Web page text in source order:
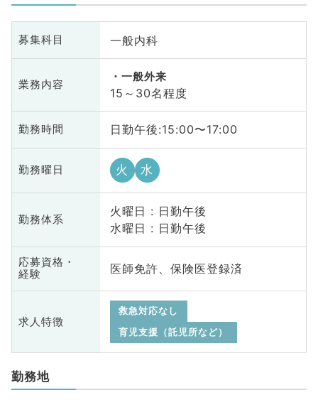
募集科目 一般内科
業務内容
一般外来
15～30名程度
勤務時間 日勤午後:15:00〜17:00
勤務曜日 火 水
勤務体系
火曜日 : 日勤午後
水曜日 : 日勤午後
応募資格・
経験
医師免許、保険医登録済
求人特徴
救急対応なし
育児支援（託児所など）
勤務地